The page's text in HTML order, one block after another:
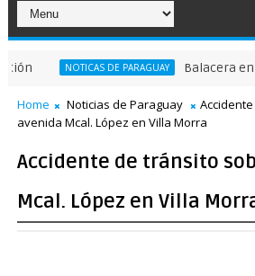
NOTICAS DE PARAGUAY Balacera entre
Home Noticias de Paraguay
avenida Mcal. López en Villa Morra
Accidente de tránsito
Mcal. López en Villa